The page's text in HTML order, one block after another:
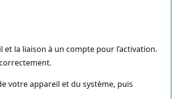
la liaison à un compte pour l’activation.
votre appareil et du système, puis